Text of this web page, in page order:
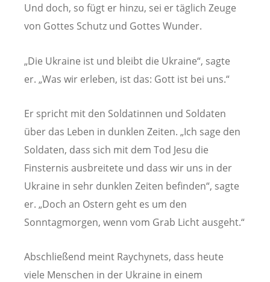
Und doch, so fügt er hinzu, sei er täglich Zeuge
von Gottes Schutz und Gottes Wunder.
„Die Ukraine ist und bleibt die Ukraine“, sagte
er. „Was wir erleben, ist das: Gott ist bei uns.“
Er spricht mit den Soldatinnen und Soldaten
über das Leben in dunklen Zeiten. „Ich sage den
Soldaten, dass sich mit dem Tod Jesu die
Finsternis ausbreitete und dass wir uns in der
Ukraine in sehr dunklen Zeiten befinden“, sagte
er. „Doch an Ostern geht es um den
Sonntagmorgen, wenn vom Grab Licht ausgeht.“
Abschließend meint Raychynets, dass heute
viele Menschen in der Ukraine in einem